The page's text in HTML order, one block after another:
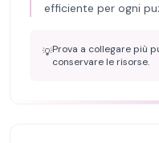
efficiente per ogni
💡Prova a collegare più
conservare le risorse.